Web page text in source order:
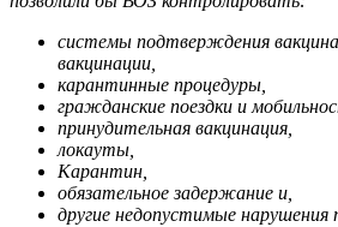
системы подтверждения
вакцинации,
карантинные процедуры,
гражданские поездки и
принудительная вакцинация,
локауты,
Карантин,
обязательное задержание и,
другие недопустимые нарушения